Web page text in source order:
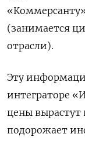
(занимается
отрасли).
Эту
интеграторе
цены вырастут
подорожает